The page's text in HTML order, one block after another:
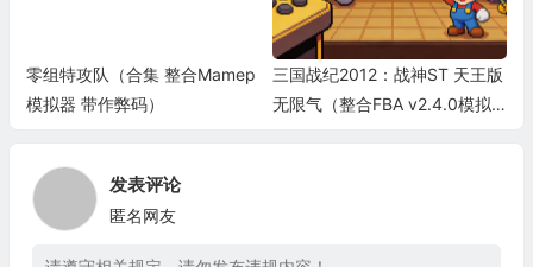
零组特攻队（合集 整合Mamep
模拟器 带作弊码）
三国战纪2012：战神ST 天王版
无限气（整合FBA v2.4.0模拟
发表评论
匿名网友